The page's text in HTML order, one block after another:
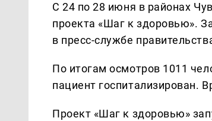
С 24 по 28 июня в районах
проекта «Шаг к здоровью».
в пресс-службе
По итогам осмотров 1011
пациент госпитализирован.
Проект «Шаг к здоровью»